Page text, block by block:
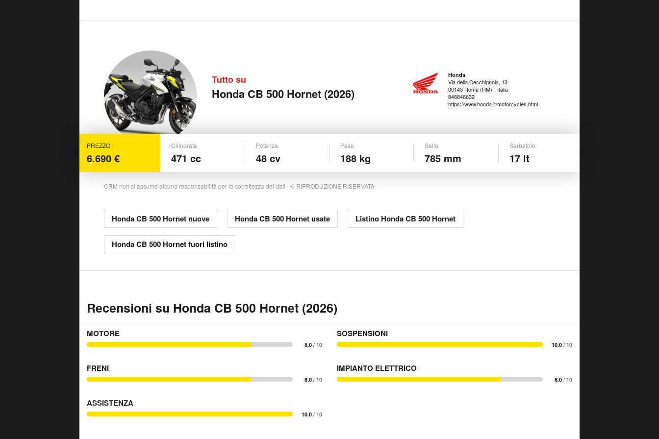
Tutto su
Honda CB 500 Hornet (2026)
Honda
Via della Cecchignola, 13
00143 Roma (RM) - Italia
848846632
https://www.honda.it/motorcycles.html
PREZZO
6.690 €
Cilindrata
471 cc
Potenza
48 cv
Peso
188 kg
Sella
785 mm
Serbatoio
17 lt
CRM non si assume alcuna responsabilità per la correttezza dei dati - © RIPRODUZIONE RISERVATA
Honda CB 500 Hornet nuove Honda CB 500 Hornet usate Listino Honda CB 500 Hornet
Honda CB 500 Hornet fuori listino
Recensioni su Honda CB 500 Hornet (2026)
MOTORE
8.0 / 10
SOSPENSIONI
10.0 / 10
FRENI
8.0 / 10
IMPIANTO ELETTRICO
8.0 / 10
ASSISTENZA
10.0 / 10